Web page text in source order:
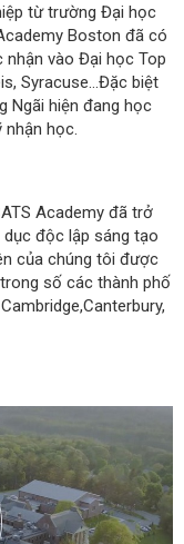
từ trường Đại học
Boston đã có
vào Đại học Top
Syracuse…Đặc biệt
Ngãi hiện đang học
học.
Academy đã trở
độc lập sáng tạo
của chúng tôi được
số các thành phố